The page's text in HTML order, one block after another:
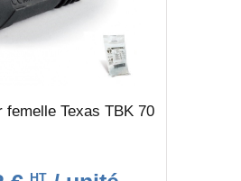
femelle Texas TBK 70
HT